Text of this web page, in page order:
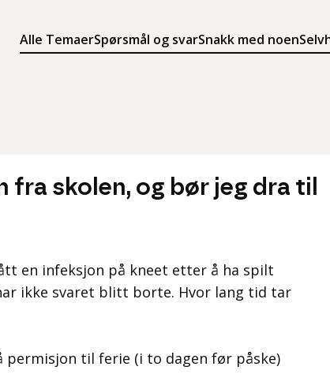
Alle TemaerSpørsmål og svarSnakk med noen
Søk
Meny
fra skolen, og bør jeg dra til
en infeksjon på kneet etter å ha spilt
ikke svaret blitt borte. Hvor lang tid tar
permisjon til ferie (i to dagen før påske)